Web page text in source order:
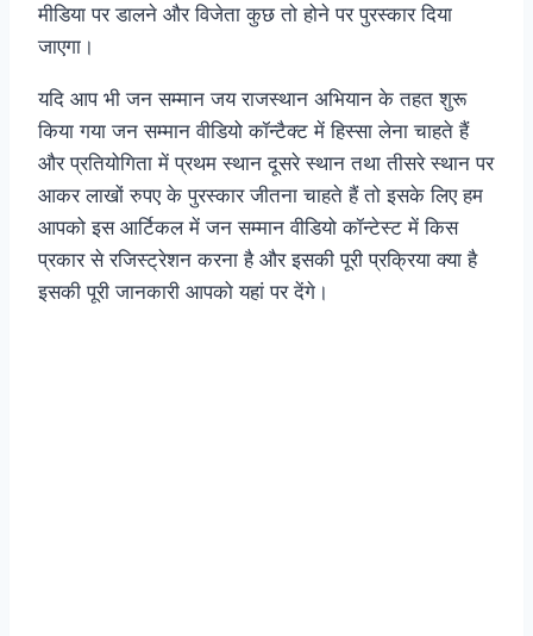
मीडिया पर डालने और विजेता कुछ तो होने पर पुरस्कार दिया
जाएगा।
यदि आप भी जन सम्मान जय राजस्थान अभियान के तहत शुरू
किया गया जन सम्मान वीडियो कॉन्टैक्ट में हिस्सा लेना चाहते हैं
और प्रतियोगिता में प्रथम स्थान दूसरे स्थान तथा तीसरे स्थान पर
आकर लाखों रुपए के पुरस्कार जीतना चाहते हैं तो इसके लिए हम
आपको इस आर्टिकल में जन सम्मान वीडियो कॉन्टेस्ट में किस
प्रकार से रजिस्ट्रेशन करना है और इसकी पूरी प्रक्रिया क्या है
इसकी पूरी जानकारी आपको यहां पर देंगे।